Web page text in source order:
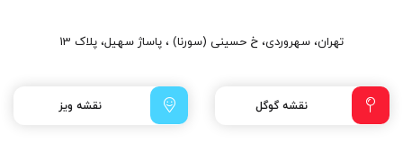
تهران، سهروردی، خ حسینی (سورنا) ، پاساژ سهیل، پلاک 13
نقشه گوگل نقشه ویز